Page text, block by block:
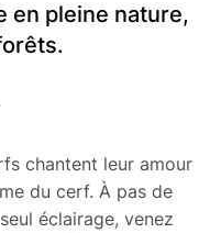
en pleine nature,
chantent leur amour
du cerf. À pas de
éclairage, venez